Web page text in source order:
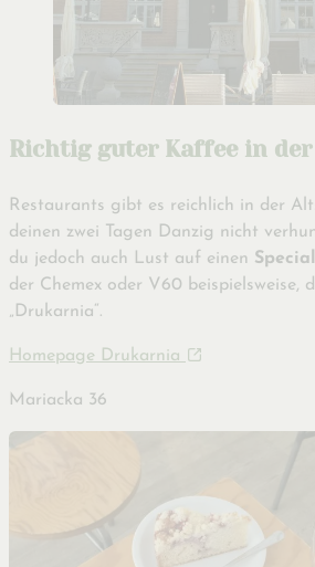
Richtig guter Kaffee in
Restaurants gibt es reichlich in der
deinen zwei Tagen Danzig nicht
du jedoch auch Lust auf einen
der Chemex oder V60 beispielsweise,
„Drukarnia“.
Homepage Drukarnia
Mariacka 36